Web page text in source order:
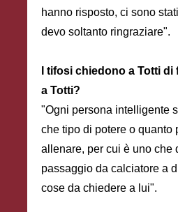
hanno risposto, ci sono
devo soltanto ringraziare".
I tifosi chiedono a Totti
a Totti?
"Ogni persona intelligente
che tipo di potere o quanto
allenare, per cui è uno che
passaggio da calciatore a
cose da chiedere a lui".